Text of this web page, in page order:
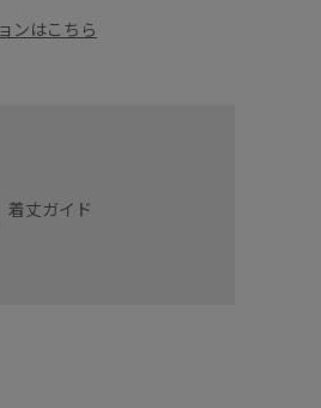
ンはこちら
着丈ガイド